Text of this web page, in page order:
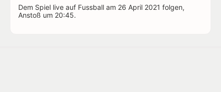
Dem Spiel live auf Fussball am 26 April 2021 folgen,
Anstoß um 20:45.